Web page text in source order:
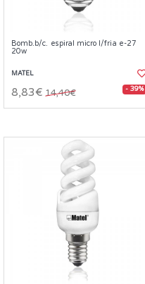
Bomb.b/c. espiral micro l/fria e-27
20w
MATEL
8,83€ 14,40€ - 39%